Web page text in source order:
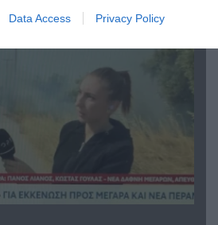
Data Access Privacy Policy